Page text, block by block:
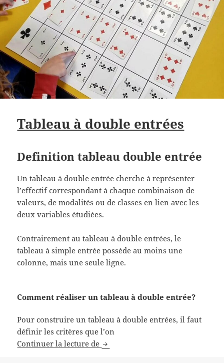
Tableau à double entrées
Definition tableau double entrée
Un tableau à double entrée cherche à représenter
l’effectif correspondant à chaque combinaison de
valeurs, de modalités ou de classes en lien avec les
deux variables étudiées.
Contrairement au tableau à double entrées, le
tableau à simple entrée possède au moins une
colonne, mais une seule ligne.
Comment réaliser un tableau à double entrée?
Pour construire un tableau à double entrées, il faut
définir les critères que l’on
Continuer la lecture de Tableau à double entrées